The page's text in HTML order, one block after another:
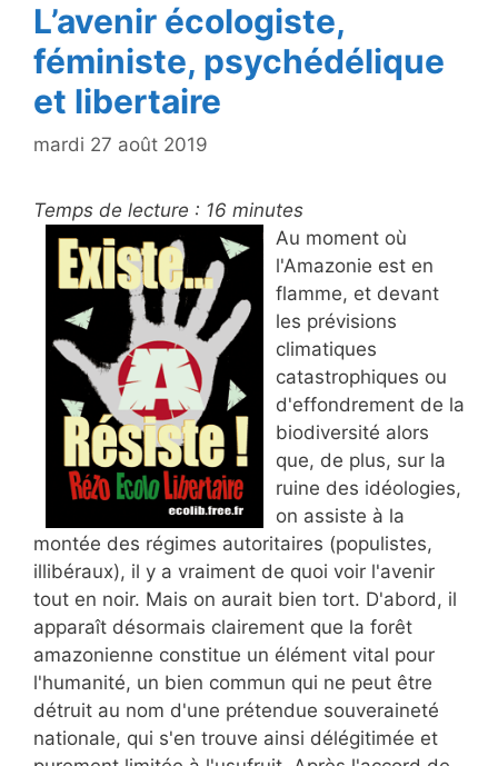
L’avenir écologiste,
féministe, psychédélique
et libertaire
mardi 27 août 2019
Temps de lecture : 16 minutes
Au moment où
l'Amazonie est en
flamme, et devant
les prévisions
climatiques
catastrophiques ou
d'effondrement de la
biodiversité alors
que, de plus, sur la
ruine des idéologies,
on assiste à la
montée des régimes autoritaires (populistes,
illibéraux), il y a vraiment de quoi voir l'avenir
tout en noir. Mais on aurait bien tort. D'abord, il
apparaît désormais clairement que la forêt
amazonienne constitue un élément vital pour
l'humanité, un bien commun qui ne peut être
détruit au nom d'une prétendue souveraineté
nationale, qui s'en trouve ainsi délégitimée et